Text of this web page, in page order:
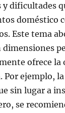
y dificultades
doméstico
Este tema
dimensiones
ofrece la
Por ejemplo,
sin lugar a
se